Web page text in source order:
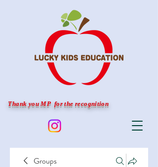
Thank you MP for the recognition
Groups